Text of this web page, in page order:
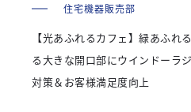
住宅機器販売部
【光あふれるカフェ】緑あふれ
る大きな開口部にウインドーラ
対策＆お客様満足度向上